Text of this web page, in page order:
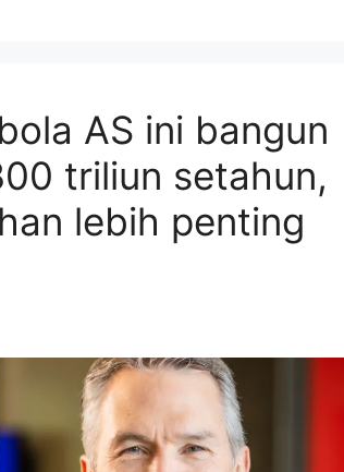
AS ini bangun
triliun setahun,
lebih penting